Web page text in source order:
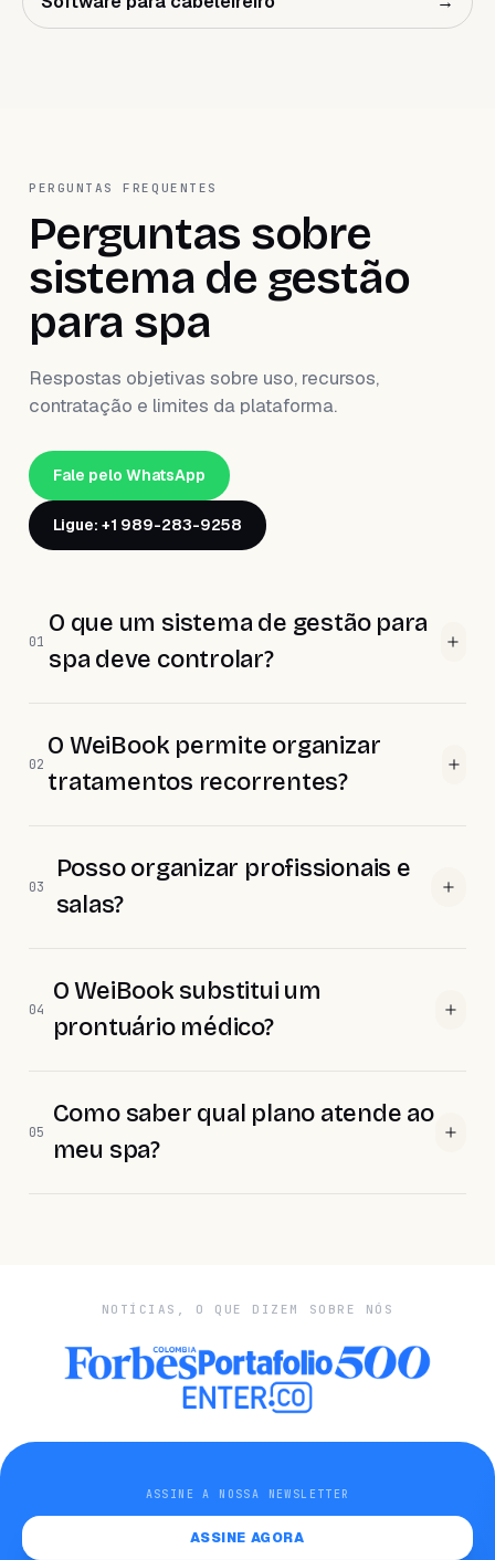
PERGUNTAS FREQUENTES
Perguntas sobre
sistema de gestão
para spa
Respostas objetivas sobre uso, recursos,
contratação e limites da plataforma.
Fale pelo WhatsApp
Ligue: +1 989-283-9258
01
O que um sistema de gestão para
spa deve controlar?
02
O WeiBook permite organizar
tratamentos recorrentes?
03
Posso organizar profissionais e
salas?
04
O WeiBook substitui um
prontuário médico?
05
Como saber qual plano atende ao
meu spa?
NOTÍCIAS, O QUE DIZEM SOBRE NÓS
ASSINE A NOSSA NEWSLETTER
ASSINE AGORA